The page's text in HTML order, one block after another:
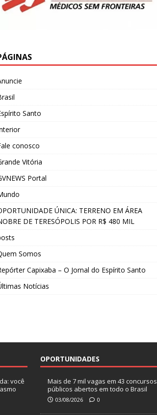
Santo
conosco
Vitória
Portal
ÚNICA: TERRENO EM ÁREA
DE TERESÓPOLIS POR R$ 480 MIL
Somos
Capixaba – O Jornal do Espírito Santo
Notícias
você
OPORTUNIDADES
Mais de 7 mil vagas em 43 concursos
públicos abertos em todo o Brasil
03/08/2026 0